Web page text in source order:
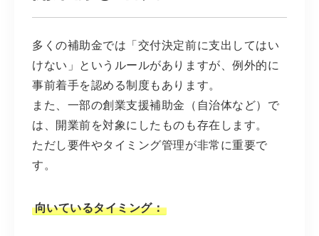
多くの補助金では「交付決定前に支出してはい
けない」というルールがありますが、例外的に
事前着手を認める制度もあります。
また、一部の創業支援補助金（自治体など）で
は、開業前を対象にしたものも存在します。
ただし要件やタイミング管理が非常に重要で
す。
向いているタイミング：